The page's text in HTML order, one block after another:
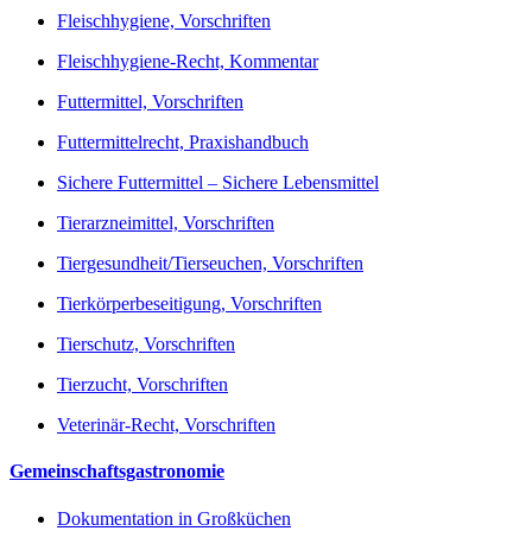
Fleischhygiene, Vorschriften
Fleischhygiene-Recht, Kommentar
Futtermittel, Vorschriften
Futtermittelrecht, Praxishandbuch
Sichere Futtermittel – Sichere Lebensmittel
Tierarzneimittel, Vorschriften
Tiergesundheit/Tierseuchen, Vorschriften
Tierkörperbeseitigung, Vorschriften
Tierschutz, Vorschriften
Tierzucht, Vorschriften
Veterinär-Recht, Vorschriften
Gemeinschaftsgastronomie
Dokumentation in Großküchen